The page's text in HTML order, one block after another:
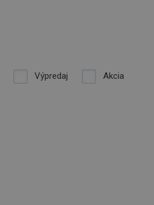
Výpredaj Akcia